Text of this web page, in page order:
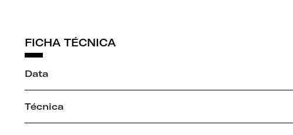
FICHA TÉCNICA
Data
Técnica